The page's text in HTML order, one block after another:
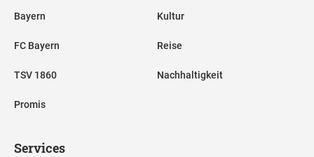
Bayern
FC Bayern
TSV 1860
Promis
Kultur
Reise
Nachhaltigkeit
Services